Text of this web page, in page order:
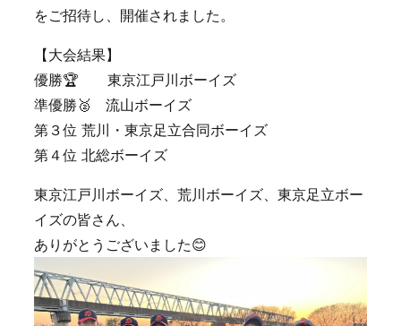
をご招待し、開催されました。
【大会結果】
優勝🏆 東京江戸川ボーイズ
準優勝🥈 流山ボーイズ
第３位 荒川・東京足立合同ボーイズ
第４位 北総ボーイズ
東京江戸川ボーイズ、荒川ボーイズ、東京足立ボー
イズの皆さん、
ありがとうございました😊